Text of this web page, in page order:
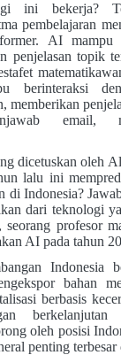
ini bekerja?
pembelajaran
AI mampu
penjelasan topik
berinteraksi
memberikan
email,
dicetuskan oleh
lalu ini
di Indonesia?
dari teknologi
profesor
AI pada tahun
Indonesia
bahan
berbasis
berkelanjutan
oleh posisi
penting terbesar